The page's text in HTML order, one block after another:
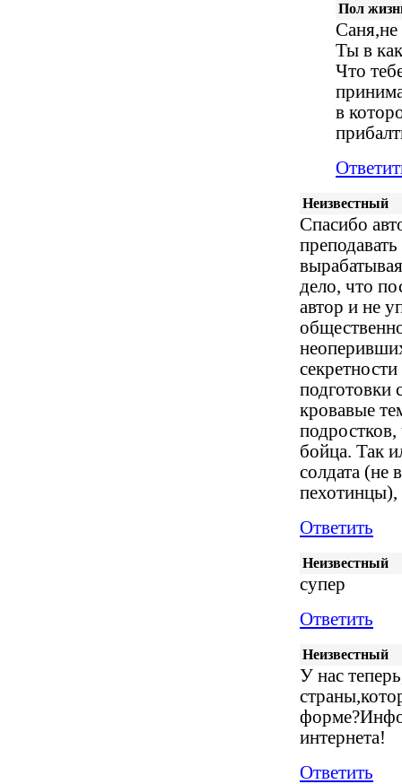
Пол
Саня,не
Ты в
Что
в
Неизвестный
Спасибо
дело, что
автор и не
подготовки
кровавые
бойца. Так
солдата (не
пехотинцы),
Ответить
Неизвестный
супер
Ответить
Неизвестный
У нас
интернета!
Ответить